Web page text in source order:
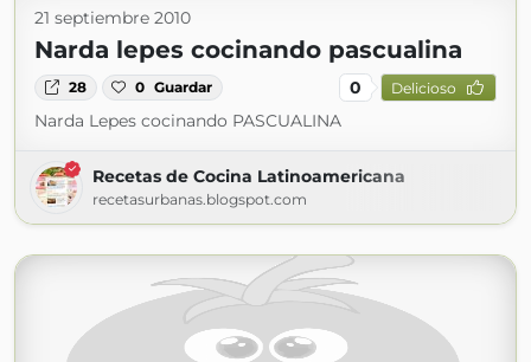
21 septiembre 2010
Narda lepes cocinando pascualina
28 0 Guardar 0 Delicioso
Narda Lepes cocinando PASCUALINA
Recetas de Cocina Latinoamericana
recetasurbanas.blogspot.com